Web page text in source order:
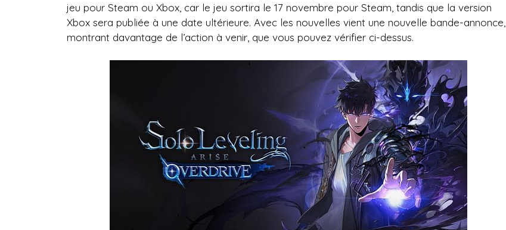
jeu pour Steam ou Xbox, car le jeu sortira le 17 novembre pour Steam, tandis que la version
Xbox sera publiée à une date ultérieure. Avec les nouvelles vient une nouvelle bande-annonce,
montrant davantage de l’action à venir, que vous pouvez vérifier ci-dessus.